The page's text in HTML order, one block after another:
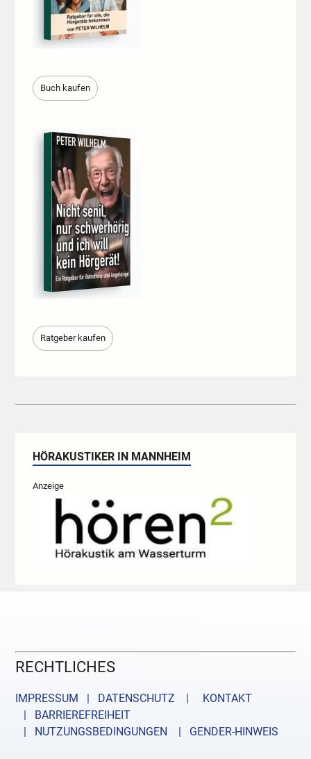
Buch kaufen
Ratgeber kaufen
HÖRAKUSTIKER IN MANNHEIM
Anzeige
RECHTLICHES
IMPRESSUM | DATENSCHUTZ |
KONTAKT
| BARRIEREFREIHEIT
| NUTZUNGSBEDINGUNGEN
| GENDER-HINWEIS